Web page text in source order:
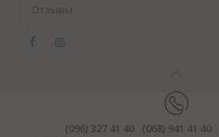
Отзывы
(096) 327 41 40 (068) 941 41 40